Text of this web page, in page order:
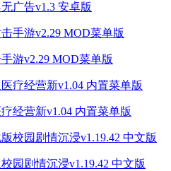
广告v1.3 安卓版
游v2.29 MOD菜单版
经营新v1.04 内置菜单版
园剧情沉浸v1.19.42 中文版